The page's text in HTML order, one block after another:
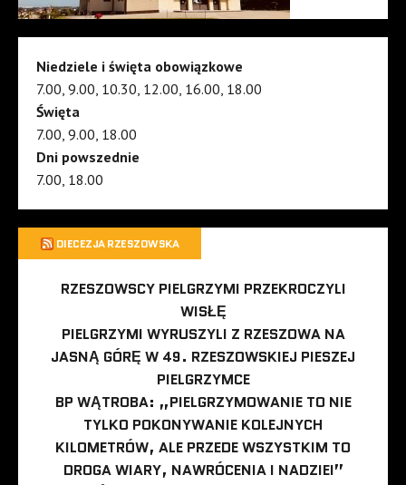
Niedziele i święta obowiązkowe
7.00, 9.00, 10.30, 12.00, 16.00, 18.00
Święta
7.00, 9.00, 18.00
Dni powszednie
7.00, 18.00
DIECEZJA RZESZOWSKA
RZESZOWSCY PIELGRZYMI PRZEKROCZYLI
WISŁĘ
PIELGRZYMI WYRUSZYLI Z RZESZOWA NA
JASNĄ GÓRĘ W 49. RZESZOWSKIEJ PIESZEJ
PIELGRZYMCE
BP WĄTROBA: „PIELGRZYMOWANIE TO NIE
TYLKO POKONYWANIE KOLEJNYCH
KILOMETRÓW, ALE PRZEDE WSZYSTKIM TO
DROGA WIARY, NAWRÓCENIA I NADZIEI”